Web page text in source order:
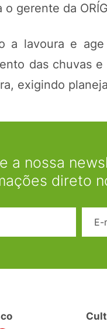
gerente da
a lavoura e
das chuvas
exigindo
a nossa
direto